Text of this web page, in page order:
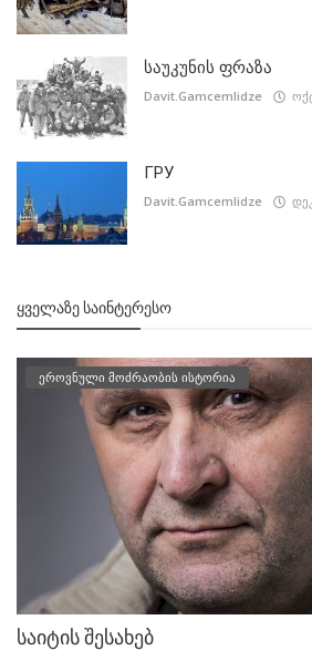
საუკუნის ფრაზა
Davit.Gamcemlidze
ГРУ
Davit.Gamcemlidze
ᲧᲕᲔᲚᲐᲖᲔ ᲡᲐᲘᲜᲢᲔᲠᲔᲡᲝ
ეროვნული მოძრაობის ისტორია
საიტის შესახებ